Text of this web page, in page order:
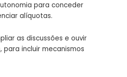
para conceder
alíquotas.
as discussões e ouvir
incluir mecanismos